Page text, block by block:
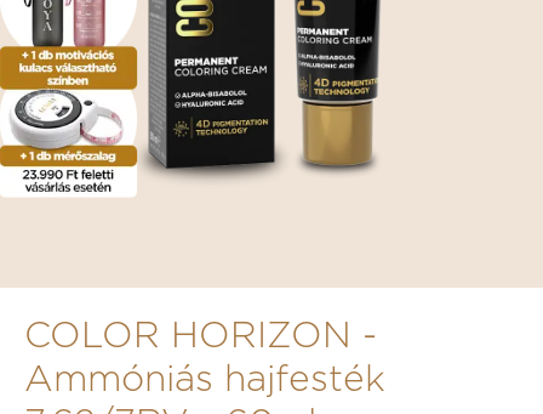
COLOR HORIZON -
Ammóniás hajfesték